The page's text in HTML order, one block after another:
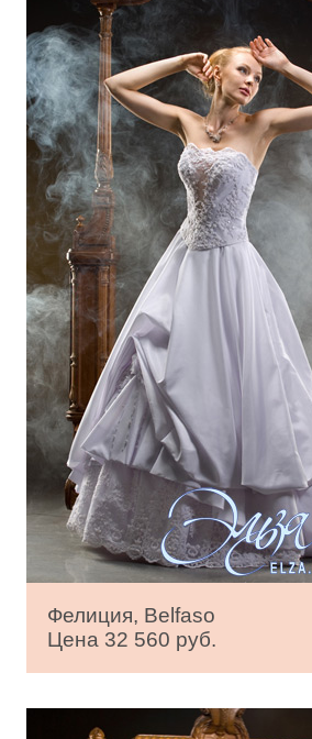
Фелиция, Belfaso
Цена 32 560 руб.